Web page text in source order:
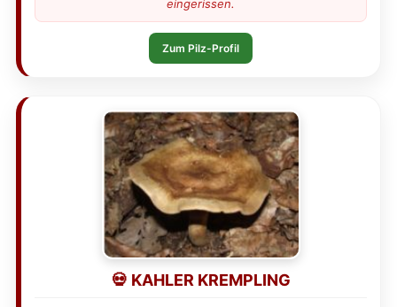
eingerissen.
Zum Pilz-Profil
💀 KAHLER KREMPLING